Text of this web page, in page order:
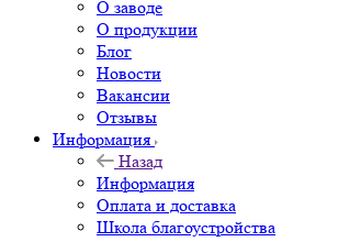
О заводе
О продукции
Блог
Новости
Вакансии
Отзывы
Информация
Назад
Информация
Оплата и доставка
Школа благоустройства